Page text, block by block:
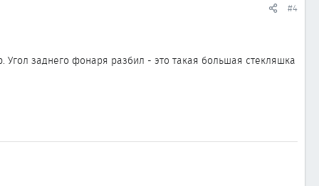
#4
заднего фонаря разбил - это такая большая стекляшка